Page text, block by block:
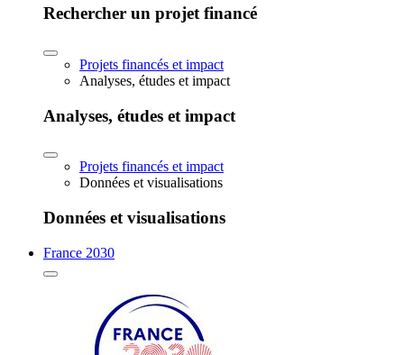
Rechercher un projet financé
Projets financés et impact
Analyses, études et impact
Analyses, études et impact
Projets financés et impact
Données et visualisations
Données et visualisations
France 2030